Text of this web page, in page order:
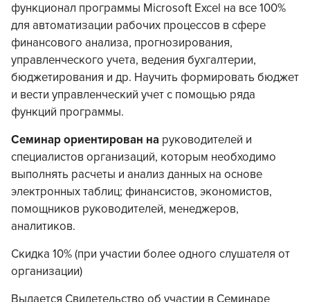
функционал программы Microsoft Excel на все 100%
для автоматизации рабочих процессов в сфере
финансового анализа, прогнозирования,
управленческого учета, ведения бухгалтерии,
бюджетирования и др. Научить формировать бюджет
и вести управленческий учет с помощью ряда
функций программы.
Семинар ориентирован на руководителей и
специалистов организаций, которым необходимо
выполнять расчеты и анализ данных на основе
электронных таблиц; финансистов, экономистов,
помощников руководителей, менеджеров,
аналитиков.
Скидка 10% (при участии более одного слушателя от
организации)